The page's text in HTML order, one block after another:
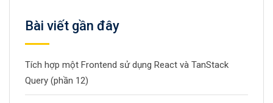
Bài viết gần đây
Tích hợp một Frontend sử dụng React và TanStack
Query (phần 12)